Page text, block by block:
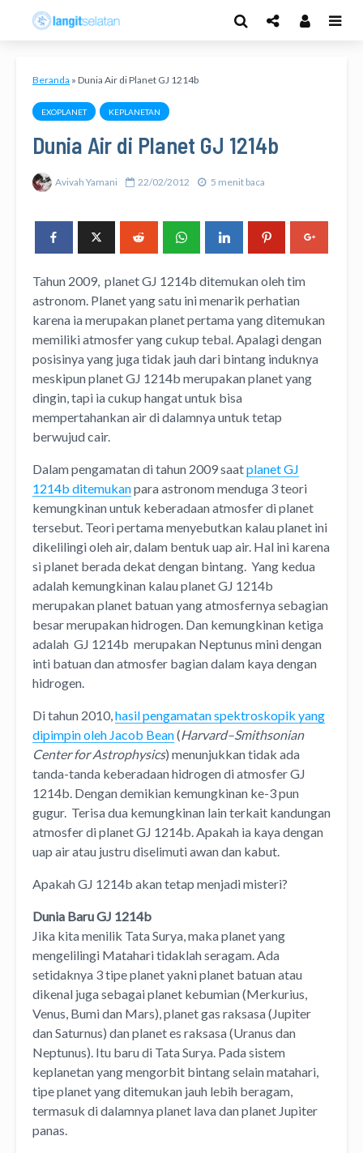
Beranda » Dunia Air di Planet GJ 1214b
EXOPLANET KEPLANETAN
Dunia Air di Planet GJ 1214b
Avivah Yamani 22/02/2012 5 menit baca
Tahun 2009, planet GJ 1214b ditemukan oleh tim
astronom. Planet yang satu ini menarik perhatian
karena ia merupakan planet pertama yang ditemukan
memiliki atmosfer yang cukup tebal. Apalagi dengan
posisinya yang juga tidak jauh dari bintang induknya
meskipun planet GJ 1214b merupakan planet yang
dingin, tapi ia cukup hangat untuk bisa
mempertahankan air di dalamnya untuk tetap
berwujud cair.
Dalam pengamatan di tahun 2009 saatplanet GJ
1214b ditemukanpara astronom menduga 3 teori
kemungkinan untuk keberadaan atmosfer di planet
tersebut. Teori pertama menyebutkan kalau planet ini
dikelilingi oleh air, dalam bentuk uap air. Hal ini karena
si planet berada dekat dengan bintang. Yang kedua
adalah kemungkinan kalau planet GJ 1214b
merupakan planet batuan yang atmosfernya sebagian
besar merupakan hidrogen. Dan kemungkinan ketiga
adalah GJ 1214b merupakan Neptunus mini dengan
inti batuan dan atmosfer bagian dalam kaya dengan
hidrogen.
Di tahun 2010,hasil pengamatan spektroskopik yang
dipimpin oleh Jacob Bean(Harvard–Smithsonian
Center for Astrophysics) menunjukkan tidak ada
tanda-tanda keberadaan hidrogen di atmosfer GJ
1214b. Dengan demikian kemungkinan ke-3 pun
gugur. Terisa dua kemungkinan lain terkait kandungan
atmosfer di planet GJ 1214b. Apakah ia kaya dengan
uap air atau justru diselimuti awan dan kabut.
Apakah GJ 1214b akan tetap menjadi misteri?
Dunia Baru GJ 1214b
Jika kita menilik Tata Surya, maka planet yang
mengelilingi Matahari tidaklah seragam. Ada
setidaknya 3 tipe planet yakni planet batuan atau
dikenal juga sebagai planet kebumian (Merkurius,
Venus, Bumi dan Mars), planet gas raksasa (Jupiter
dan Saturnus) dan planet es raksasa (Uranus dan
Neptunus). Itu baru di Tata Surya. Pada sistem
keplanetan yang mengorbit bintang selain matahari,
tipe planet yang ditemukan jauh lebih beragam,
termasuk di dalamnya planet lava dan planet Jupiter
panas.